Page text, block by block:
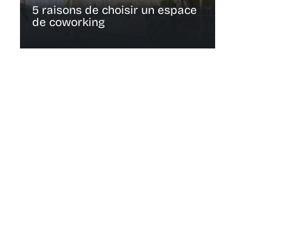
5 raisons de choisir un espace
de coworking